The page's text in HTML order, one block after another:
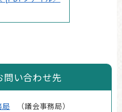
問い合わせ先
局
議会事務局